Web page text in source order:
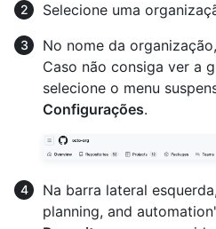
Selecione uma
No nome da
Caso não consiga ver a
selecione o menu
Configurações.
Na barra lateral
planning, and